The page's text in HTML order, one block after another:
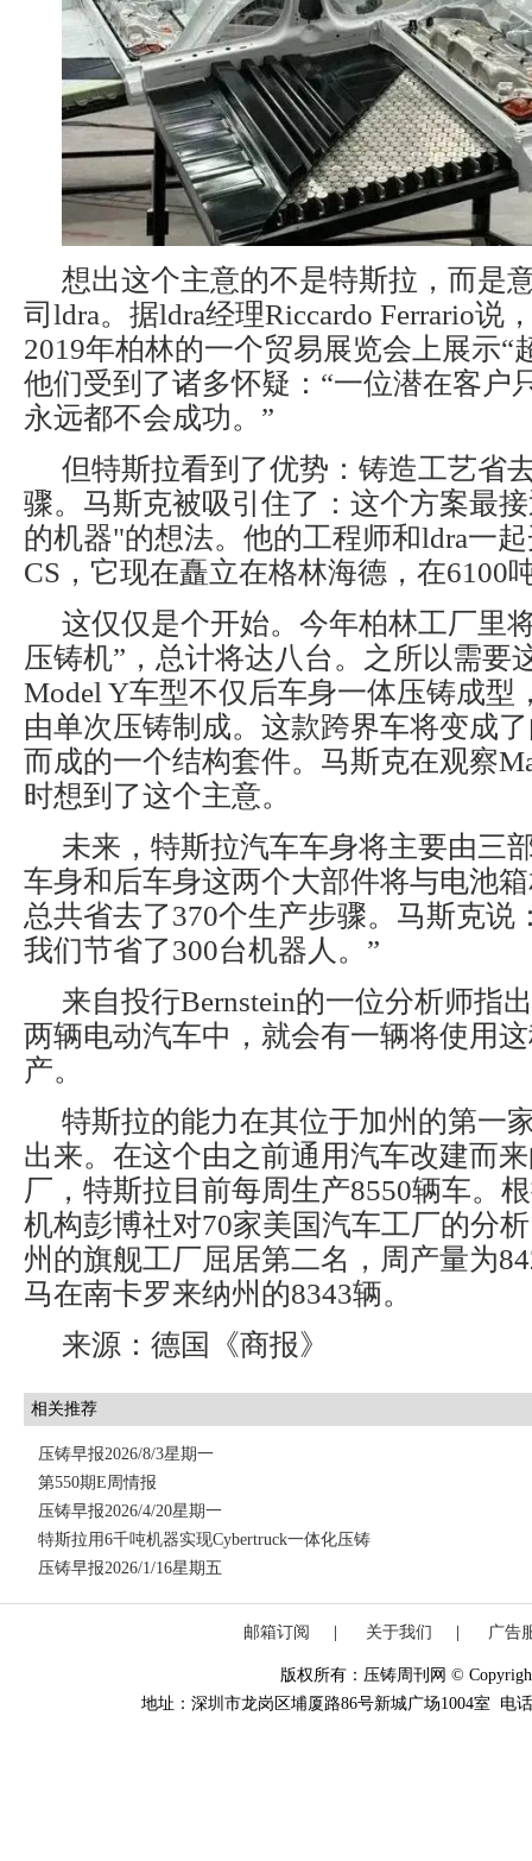
想出这个主意的不是特斯拉，而是
司ldra。据ldra经理Riccardo Ferrario说
2019年柏林的一个贸易展览会上展示“
他们受到了诸多怀疑：“一位潜在客户
永远都不会成功。”
但特斯拉看到了优势：铸造工艺省
骤。马斯克被吸引住了：这个方案最
的机器"的想法。他的工程师和ldra一
CS，它现在矗立在格林海德，在6100
这仅仅是个开始。今年柏林工厂里
压铸机”，总计将达八台。之所以需要
Model Y车型不仅后车身一体压铸成型
由单次压铸制成。这款跨界车将变成
而成的一个结构套件。马斯克在观察
时想到了这个主意。
未来，特斯拉汽车车身将主要由三
车身和后车身这两个大部件将与电池
总共省去了370个生产步骤。马斯克说
我们节省了300台机器人。”
来自投行Bernstein的一位分析师指
两辆电动汽车中，就会有一辆将使用
产。
特斯拉的能力在其位于加州的第一
出来。在这个由之前通用汽车改建而
厂，特斯拉目前每周生产8550辆车。
机构彭博社对70家美国汽车工厂的分
州的旗舰工厂屈居第二名，周产量为
马在南卡罗来纳州的8343辆。
来源：德国《商报》
相关推荐
压铸早报2026/8/3星期一
第550期E周情报
压铸早报2026/4/20星期一
特斯拉用6千吨机器实现Cybertruck一体化压铸
压铸早报2026/1/16星期五
邮箱订阅 关于我们 广告
版权所有：压铸周刊网 ©
地址：深圳市龙岗区埔厦路86号新城广场1004室 电